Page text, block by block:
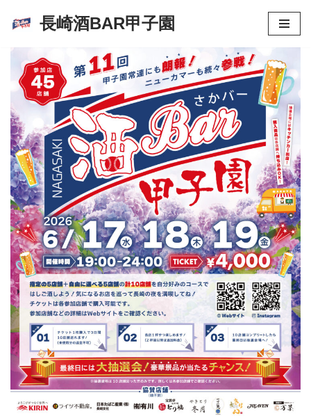
テ
ツ
へ
ス
キ
ッ
プ
長崎酒BAR甲子園